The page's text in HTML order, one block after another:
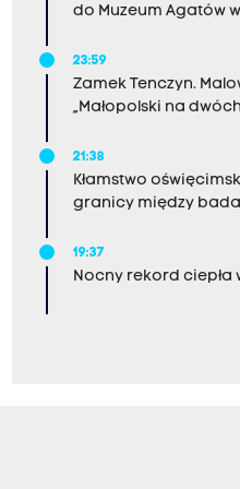
do Muzeum Agatów
23:59
Zamek Tenczyn.
„Małopolski na
21:38
Kłamstwo
granicy między
19:37
Nocny rekord ciepła